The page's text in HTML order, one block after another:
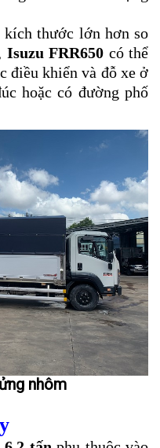
thước lớn hơn so
Isuzu FRR650 có thể
điều khiển và đỗ xe ở
hoặc có đường phố
nhôm